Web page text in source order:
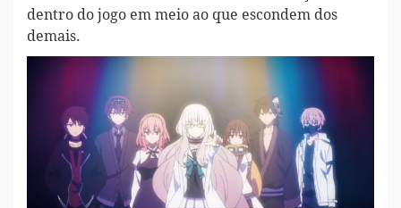
dentro do jogo em meio ao que escondem dos
demais.